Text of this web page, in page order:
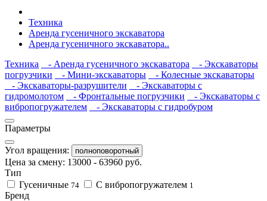
Техника
Аренда гусеничного экскаватора
Аренда гусеничного экскаватора..
Техника
- Аренда гусеничного экскаватора
- Экскаваторы
погрузчики
- Мини-экскаваторы
- Колесные экскаваторы
- Экскаваторы-разрушители
- Экскаваторы с
гидромолотом
- Фронтальные погрузчики
- Экскаваторы с
вибропогружателем
- Экскаваторы с гидробуром
Параметры
Угол вращения: полноповоротный
Цена за смену: 13000 - 63960 руб.
Тип
Гусеничные 74 С вибропогружателем 1
Бренд